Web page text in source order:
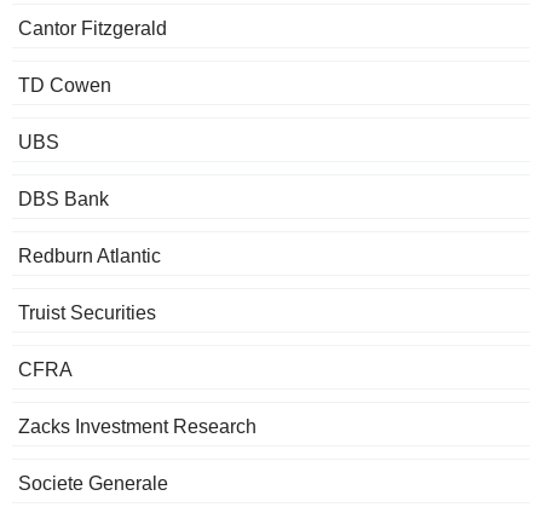
Cantor Fitzgerald
TD Cowen
UBS
DBS Bank
Redburn Atlantic
Truist Securities
CFRA
Zacks Investment Research
Societe Generale